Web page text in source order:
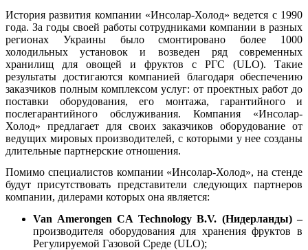
История развития компании «Инсолар-Холод» ведется с 1990
года. За годы своей работы сотрудниками компании в разных
регионах Украины было смонтировано более 1000
холодильных установок и возведен ряд современных
хранилищ для овощей и фруктов с РГС (ULO). Такие
результаты достигаются компанией благодаря обеспечению
заказчиков полным комплексом услуг: от проектных работ до
поставки оборудования, его монтажа, гарантийного и
послегарантийного обслуживания. Компания «Инсолар-
Холод» предлагает для своих заказчиков оборудование от
ведущих мировых производителей, с которыми у нее созданы
длительные партнерские отношения.
Помимо специалистов компании «Инсолар-Холод», на стенде
будут присутствовать представители следующих партнеров
компании, дилерами которых она является:
Van Amerongen CA Technology B.V. (Нидерланды) –
производителя оборудования для хранения фруктов в
Регулируемой Газовой Среде (ULO);